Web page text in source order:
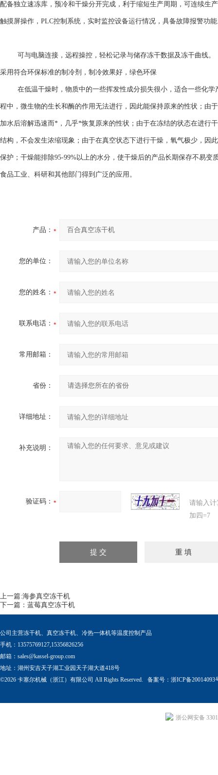
配备独立速冻库，预冷和干燥分开完成，利于缩短生产周期，可连续生
触摸屏操作，PLC控制系统，实时监控设备运行情况，具备故障报警功
可与电脑连接，远程操控，轻松记录与储存冻干数据及冻干曲线。
采用符合环保标准的制冷剂，制冷效果好，绿色环保
在低温干燥时，物质中的一些挥发性成分损失很小，适合一些化学
程中，微生物的生长和酶的作用无法进行，因此能保持原来的性状；由
加水后溶解迅速而*，几乎*恢复原来的性状；由于在冻结的状态在进行
结构，不会发生浓缩现象；由于在真空状态下进行干燥，氧气极少，因
保护；干燥能排除95-99%以上的水分，使干燥后的产品长期保存不易变
食品工业、科研和其他部门得到广泛的应用。
产品：
您的单位：
您的姓名：
联系电话：
常用邮箱：
省份：
详细地址：
补充说明：
验证码：
请输入
加四=7
上一篇:海参真空冻干机
下一篇： 蓝莓真空冻干机
公司主营冻干机、真空冻干机、冷热一体机等温度控制产品
手机：13575769127,15356826256
邮箱： sales@kassel-group.com
地址：湖州安吉天子湖工业园天子湖大道418号
©2026 卡塞尔机械（浙江）有限公司 All Rights Reserved. 备案号： 浙ICP备20014093
浙公网安备